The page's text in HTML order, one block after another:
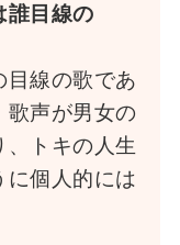
誰目線の
目線の歌であ
歌声が男女の
、トキの人生
に個人的には